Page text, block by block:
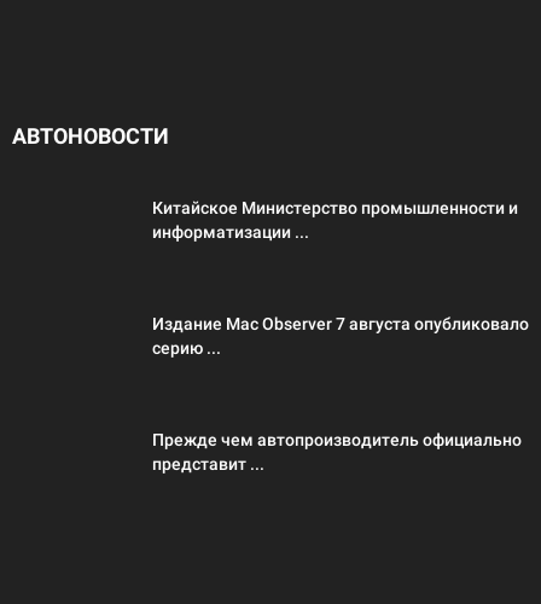
АВТОНОВОСТИ
Китайское Министерство промышленности и
информатизации ...
Издание Mac Observer 7 августа опубликовало
серию ...
Прежде чем автопроизводитель официально
представит ...